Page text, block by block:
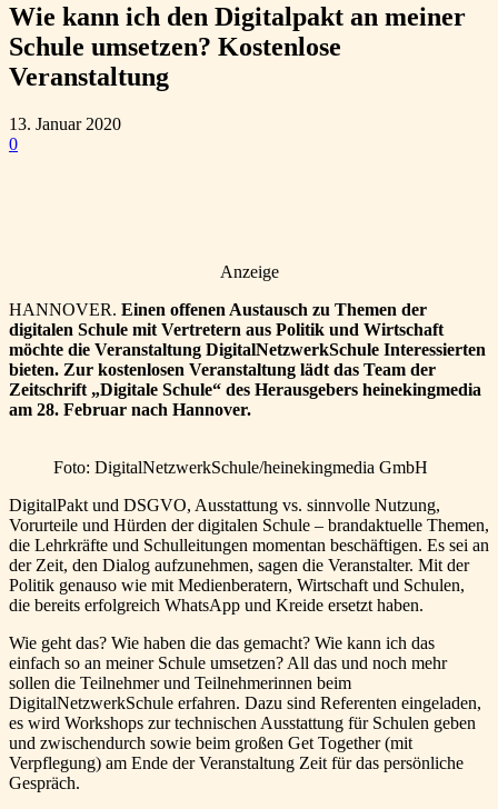
Wie kann ich den Digitalpakt an meiner
Schule umsetzen? Kostenlose
Veranstaltung
13. Januar 2020
0
Anzeige
HANNOVER. Einen offenen Austausch zu Themen der
digitalen Schule mit Vertretern aus Politik und Wirtschaft
möchte die Veranstaltung DigitalNetzwerkSchule Interessierten
bieten. Zur kostenlosen Veranstaltung lädt das Team der
Zeitschrift „Digitale Schule“ des Herausgebers heinekingmedia
am 28. Februar nach Hannover.
Foto: DigitalNetzwerkSchule/heinekingmedia GmbH
DigitalPakt und DSGVO, Ausstattung vs. sinnvolle Nutzung,
Vorurteile und Hürden der digitalen Schule – brandaktuelle Themen,
die Lehrkräfte und Schulleitungen momentan beschäftigen. Es sei an
der Zeit, den Dialog aufzunehmen, sagen die Veranstalter. Mit der
Politik genauso wie mit Medienberatern, Wirtschaft und Schulen,
die bereits erfolgreich WhatsApp und Kreide ersetzt haben.
Wie geht das? Wie haben die das gemacht? Wie kann ich das
einfach so an meiner Schule umsetzen? All das und noch mehr
sollen die Teilnehmer und Teilnehmerinnen beim
DigitalNetzwerkSchule erfahren. Dazu sind Referenten eingeladen,
es wird Workshops zur technischen Ausstattung für Schulen geben
und zwischendurch sowie beim großen Get Together (mit
Verpflegung) am Ende der Veranstaltung Zeit für das persönliche
Gespräch.